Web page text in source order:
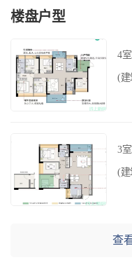
楼盘户型
4
(建
3
(建
查